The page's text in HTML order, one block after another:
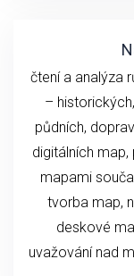
čtení a analýza
–
půdních,
digitálních
mapami
tvorba map,
deskové
uvažování nad